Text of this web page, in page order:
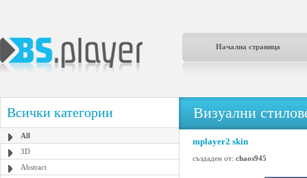
Начална страница
Всички категории
All
3D
Abstract
Визуални
mplayer2 skin
създаден от: chaos945